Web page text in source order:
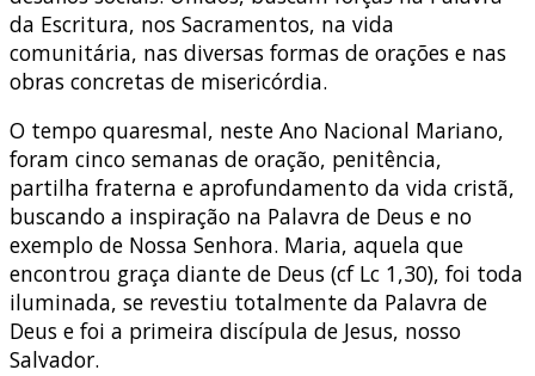
da Escritura, nos Sacramentos, na vida
comunitária, nas diversas formas de orações e nas
obras concretas de misericórdia.
O tempo quaresmal, neste Ano Nacional Mariano,
foram cinco semanas de oração, penitência,
partilha fraterna e aprofundamento da vida cristã,
buscando a inspiração na Palavra de Deus e no
exemplo de Nossa Senhora. Maria, aquela que
encontrou graça diante de Deus (cf Lc 1,30), foi toda
iluminada, se revestiu totalmente da Palavra de
Deus e foi a primeira discípula de Jesus, nosso
Salvador.